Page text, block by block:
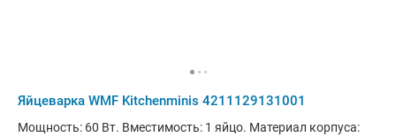
Яйцеварка WMF Kitchenminis 4211129131001
Мощность: 60 Вт. Вместимость: 1 яйцо. Материал корпуса: